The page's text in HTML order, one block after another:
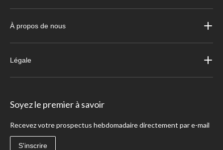
À propos de nous
Légale
Soyez le premier à savoir
Recevez votre prospectus hebdomadaire directement par e-mail
S'inscrire